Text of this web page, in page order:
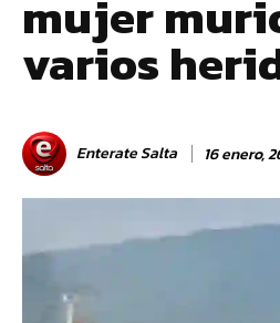
mujer
varios
Enterate Salta 16 enero,